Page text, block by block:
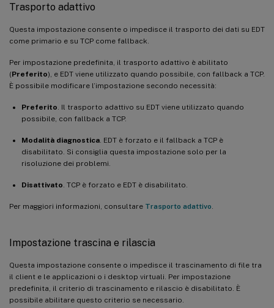
Trasporto adattivo
Questa impostazione consente o impedisce il trasporto dei dati su EDT
come primario e su TCP come fallback.
Per impostazione predefinita, il trasporto adattivo è abilitato
(Preferito), e EDT viene utilizzato quando possibile, con fallback a TCP.
È possibile modificare l’impostazione secondo necessità:
Preferito . Il trasporto adattivo su EDT viene utilizzato quando
possibile, con fallback a TCP.
Modalità diagnostica . EDT è forzato e il fallback a TCP è
disabilitato. Si consiglia questa impostazione solo per la
risoluzione dei problemi.
Disattivato . TCP è forzato e EDT è disabilitato.
Per maggiori informazioni, consultare Trasporto adattivo
Impostazione trascina e rilascia
Questa impostazione consente o impedisce il trascinamento di file tra
il client e le applicazioni o i desktop virtuali. Per impostazione
predefinita, il criterio di trascinamento e rilascio è disabilitato. È
possibile abilitare questo criterio se necessario.